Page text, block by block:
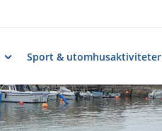
Sport & utomhusaktiviteter